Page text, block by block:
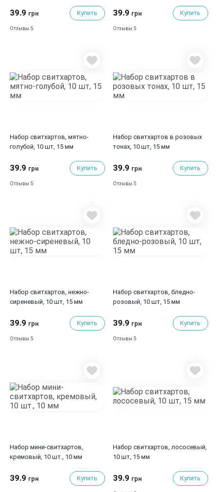
39.9 грн Купить
Отзывы 5
39.9 грн Купить
Отзывы 5
Набор свитхартов, мятно-
голубой, 10 шт, 15 мм
39.9 грн Купить
Отзывы 5
Набор свитхартов в розовых
тонах, 10 шт, 15 мм
39.9 грн Купить
Отзывы 5
Набор свитхартов, нежно-
сиреневый, 10 шт, 15 мм
39.9 грн Купить
Отзывы 5
Набор свитхартов, бледно-
розовый, 10 шт, 15 мм
39.9 грн Купить
Отзывы 5
Набор мини-свитхартов,
кремовый, 10 шт., 10 мм
39.9 грн Купить
Набор свитхартов, лососевый,
10 шт, 15 мм
39.9 грн Купить